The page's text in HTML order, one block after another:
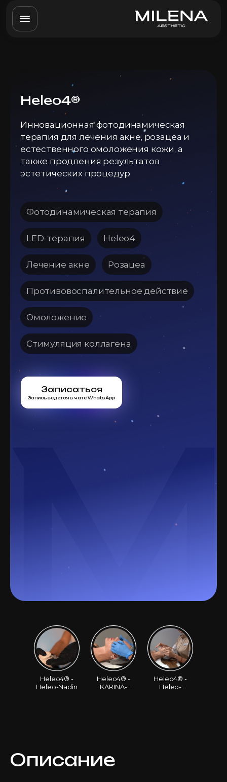
Heleo4®
Инновационная фотодинамическая
терапия для лечения акне, розацеа и
естественного омоложения кожи, а
также продления результатов
эстетических процедур
Фотодинамическая терапия
LED-терапия Heleo4
Лечение акне Розацеа
Противовоспалительное действие
Омоложение
Стимуляция коллагена
Записаться
Запись ведется в чате WhatsApp
Heleo4® -
Heleo-Nadin
Heleo4® -
KARINA-
Heleo4® -
Heleo-
Описание